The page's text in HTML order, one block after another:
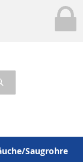
Saugrohre